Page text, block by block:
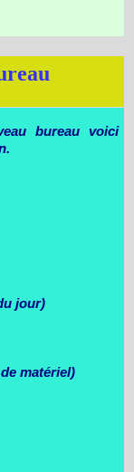
bureau voici
jour)
matériel)